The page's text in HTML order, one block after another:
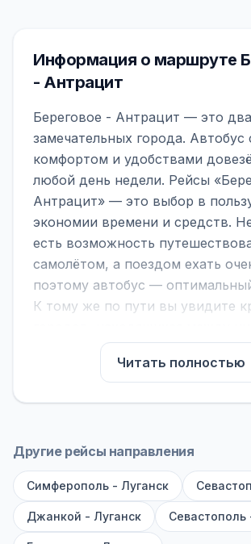
Информация о маршруте
- Антрацит
Береговое - Антрацит — это два
замечательных города. Автобус
комфортом и удобствами
любой день недели. Рейсы
Антрацит» — это выбор в
экономии времени и средств.
есть возможность
самолётом, а поездом ехать
поэтому автобус —
К тому же по пути вы увидите
На нашем сайте вы можете найти
расписание автобусов
Антрацит, сравнить рейсы и
обратите внимание на
большие автобусы (от 40 мест):
подвеска и дорога ощущается
Читать полностью
Другие рейсы направления
Симферополь - Луганск
Джанкой - Луганск Севастополь